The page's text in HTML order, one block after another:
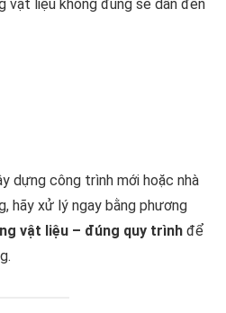
vật liệu không đúng sẽ dẫn đến
dựng công trình mới hoặc nhà
hãy xử lý ngay bằng phương
vật liệu – đúng quy trình để